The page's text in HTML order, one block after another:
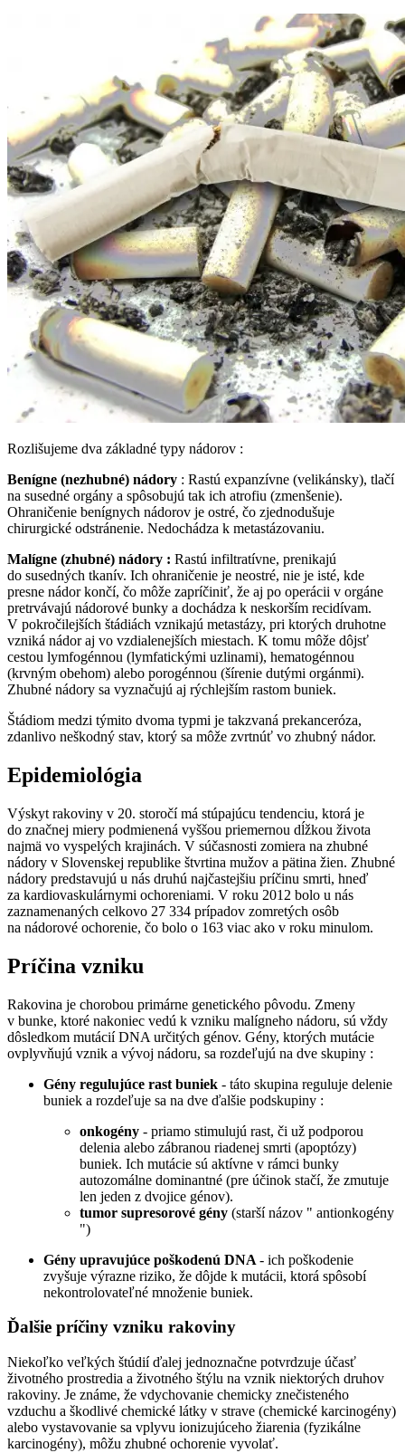
Rozlišujeme dva základné typy nádorov :
Benígne (nezhubné) nádory : Rastú expanzívne (velikánsky), tlačí
na susedné orgány a spôsobujú tak ich atrofiu (zmenšenie).
Ohraničenie benígnych nádorov je ostré, čo zjednodušuje
chirurgické odstránenie. Nedochádza k metastázovaniu.
Malígne (zhubné) nádory : Rastú infiltratívne, prenikajú
do susedných tkanív. Ich ohraničenie je neostré, nie je isté, kde
presne nádor končí, čo môže zapríčiniť, že aj po operácii v orgáne
pretrvávajú nádorové bunky a dochádza k neskorším recidívam.
V pokročilejších štádiách vznikajú metastázy, pri ktorých druhotne
vzniká nádor aj vo vzdialenejších miestach. K tomu môže dôjsť
cestou lymfogénnou (lymfatickými uzlinami), hematogénnou
(krvným obehom) alebo porogénnou (šírenie dutými orgánmi).
Zhubné nádory sa vyznačujú aj rýchlejším rastom buniek.
Štádiom medzi týmito dvoma typmi je takzvaná prekanceróza,
zdanlivo neškodný stav, ktorý sa môže zvrtnúť vo zhubný nádor.
Epidemiológia
Výskyt rakoviny v 20. storočí má stúpajúcu tendenciu, ktorá je
do značnej miery podmienená vyššou priemernou dĺžkou života
najmä vo vyspelých krajinách. V súčasnosti zomiera na zhubné
nádory v Slovenskej republike štvrtina mužov a pätina žien. Zhubné
nádory predstavujú u nás druhú najčastejšiu príčinu smrti, hneď
za kardiovaskulárnymi ochoreniami. V roku 2012 bolo u nás
zaznamenaných celkovo 27 334 prípadov zomretých osôb
na nádorové ochorenie, čo bolo o 163 viac ako v roku minulom.
Príčina vzniku
Rakovina je chorobou primárne genetického pôvodu. Zmeny
v bunke, ktoré nakoniec vedú k vzniku malígneho nádoru, sú vždy
dôsledkom mutácií DNA určitých génov. Gény, ktorých mutácie
ovplyvňujú vznik a vývoj nádoru, sa rozdeľujú na dve skupiny :
Gény regulujúce rast buniek - táto skupina reguluje delenie
buniek a rozdeľuje sa na dve ďalšie podskupiny :
onkogény - priamo stimulujú rast, či už podporou
delenia alebo zábranou riadenej smrti (apoptózy)
buniek. Ich mutácie sú aktívne v rámci bunky
autozomálne dominantné (pre účinok stačí, že zmutuje
len jeden z dvojice génov).
tumor supresorové gény (starší názov " antionkogény
")
Gény upravujúce poškodenú DNA - ich poškodenie
zvyšuje výrazne riziko, že dôjde k mutácii, ktorá spôsobí
nekontrolovateľné množenie buniek.
Ďalšie príčiny vzniku rakoviny
Niekoľko veľkých štúdií ďalej jednoznačne potvrdzuje účasť
životného prostredia a životného štýlu na vznik niektorých druhov
rakoviny. Je známe, že vdychovanie chemicky znečisteného
vzduchu a škodlivé chemické látky v strave (chemické karcinogény)
alebo vystavovanie sa vplyvu ionizujúceho žiarenia (fyzikálne
karcinogény), môžu zhubné ochorenie vyvolať.